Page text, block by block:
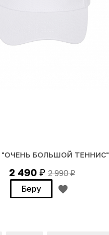
"ОЧЕНЬ БОЛЬШОЙ ТЕННИС"
2 490 ₽ 2 990₽
Беру